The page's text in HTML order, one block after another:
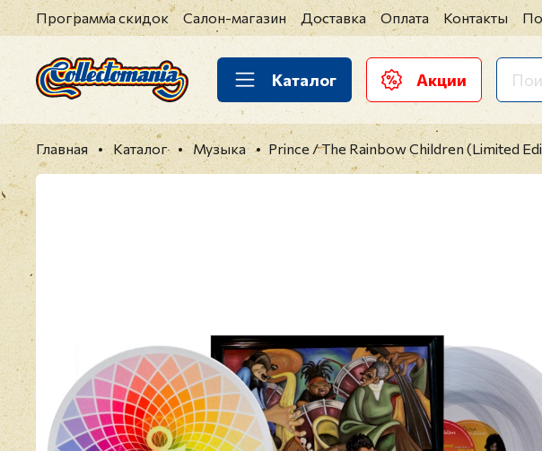
Программа скидок Салон-магазин Доставка Оплата Контакты
Каталог Акции
Главная Каталог Музыка Prince / The Rainbow Children (Limited